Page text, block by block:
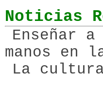
Noticias
Enseñar
manos en
La